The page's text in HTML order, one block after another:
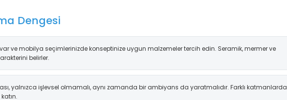
Dengesi
ve mobilya seçimlerinizde konseptinize uygun malzemeler tercih edin. Seramik, mermer ve
belirler.
yalnızca işlevsel olmamalı, aynı zamanda bir ambiyans da yaratmalıdır. Farklı katmanlarda